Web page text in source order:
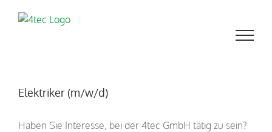
Inhalt
Elektriker (m/w/d)
Haben Sie Interesse, bei der 4tec GmbH tätig zu sein?